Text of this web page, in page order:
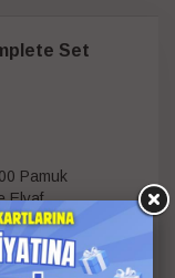
Set
Pamuk
Elyaf